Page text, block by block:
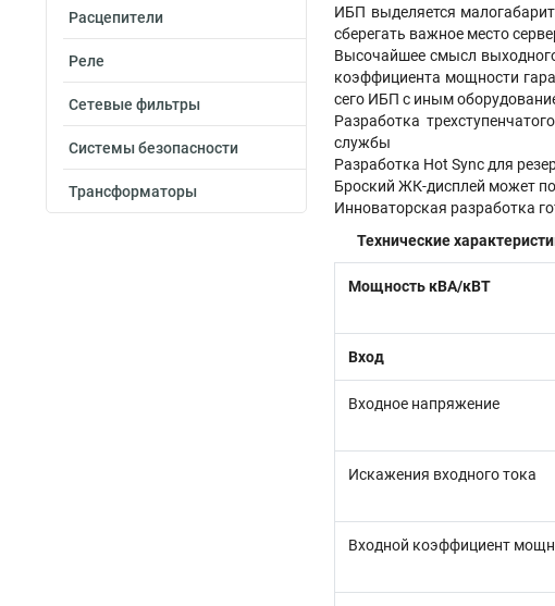
Расцепители
Реле
Сетевые фильтры
Системы безопасности
Трансформаторы
ИБП выделяется
сберегать важное место
Высочайшее смысл
коэффициента мощности
сего ИБП с иным
Разработка
службы
Разработка Hot Sync для
Броский ЖК-дисплей может
Инноваторская разработка
Технические
Мощность кВА/кВТ
Вход
Входное напряжение
Искажения входного тока
Входной коэффициент